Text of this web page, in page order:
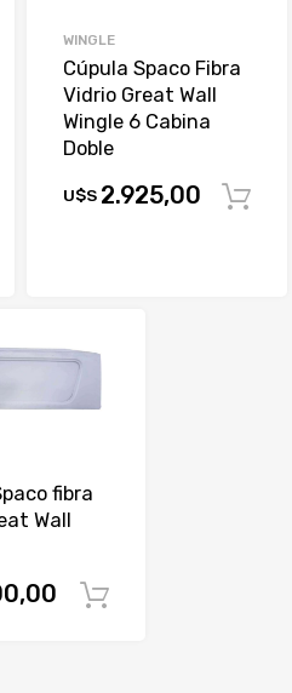
WINGLE
Cúpula Spaco Fibra
Vidrio Great Wall
Wingle 6 Cabina
Doble
U$S 2.925,00
fibra
Wall